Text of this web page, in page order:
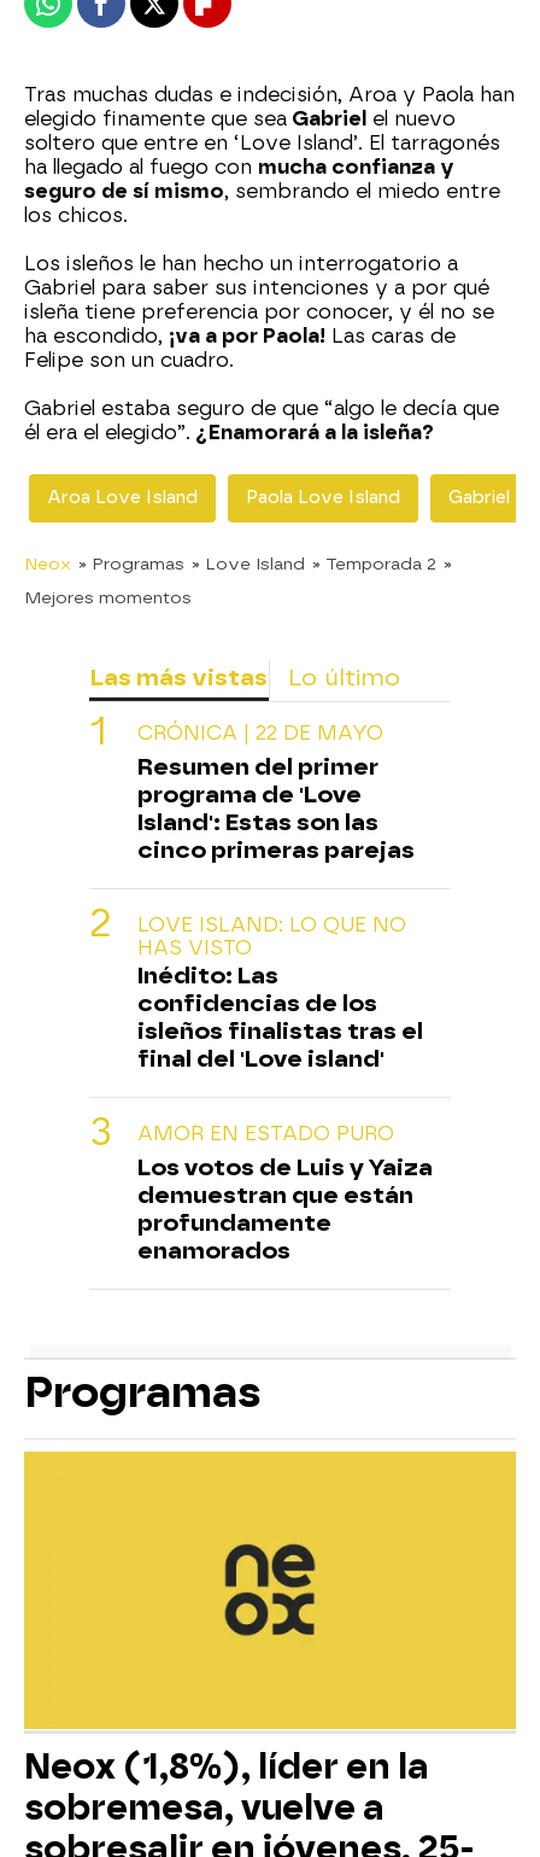
WhatsappFacebook
X Flipboard
Tras muchas dudas e indecisión, Aroa y Paola han
elegido finamente que sea Gabriel el nuevo
soltero que entre en ‘Love Island’. El tarragonés
ha llegado al fuego con mucha confianza y
seguro de sí mismo, sembrando el miedo entre
los chicos.
Los isleños le han hecho un interrogatorio a
Gabriel para saber sus intenciones y a por qué
isleña tiene preferencia por conocer, y él no se
ha escondido, ¡va a por Paola! Las caras de
Felipe son un cuadro.
Gabriel estaba seguro de que “algo le decía que
él era el elegido”. ¿Enamorará a la isleña?
Aroa Love Island Paola Love Island Gabriel
Neox » Programas » Love Island » Temporada 2 »
Mejores momentos
Las más vistas Lo último
CRÓNICA | 22 DE MAYO
Resumen del primer
programa de 'Love
Island': Estas son las
cinco primeras parejas
LOVE ISLAND: LO QUE NO
HAS VISTO
Inédito: Las
confidencias de los
isleños finalistas tras el
final del 'Love island'
AMOR EN ESTADO PURO
Los votos de Luis y Yaiza
demuestran que están
profundamente
enamorados
Programas
Neox (1,8%), líder en la
sobremesa, vuelve a
sobresalir en jóvenes, 25-